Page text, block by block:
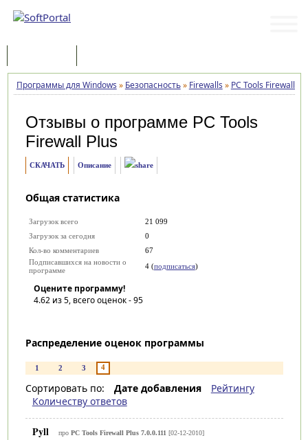
Программы для Windows » Безопасность» Firewalls » PC Tools Firewall
Отзывы о программе PC Tools
Firewall Plus
СКАЧАТЬ Описание
Общая статистика
Загрузок всего
21 099
Загрузок за сегодня
0
Кол-во комментариев
67
Подписавшихся на новости о
программе
4 (подписаться)
Оцените программу!
4.62из 5, всего оценок -95
Распределение оценок программы
1 2 3 4
Сортировать по: Дате добавления
Рейтингу
Количеству ответов
Pyll про PC Tools Firewall Plus 7.0.0.111 [02-12-2010]